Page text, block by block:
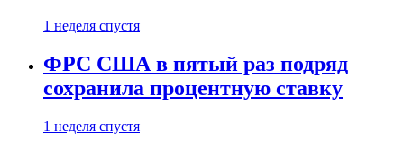
1 неделя спустя
ФРС США в пятый раз подряд
сохранила процентную ставку
1 неделя спустя